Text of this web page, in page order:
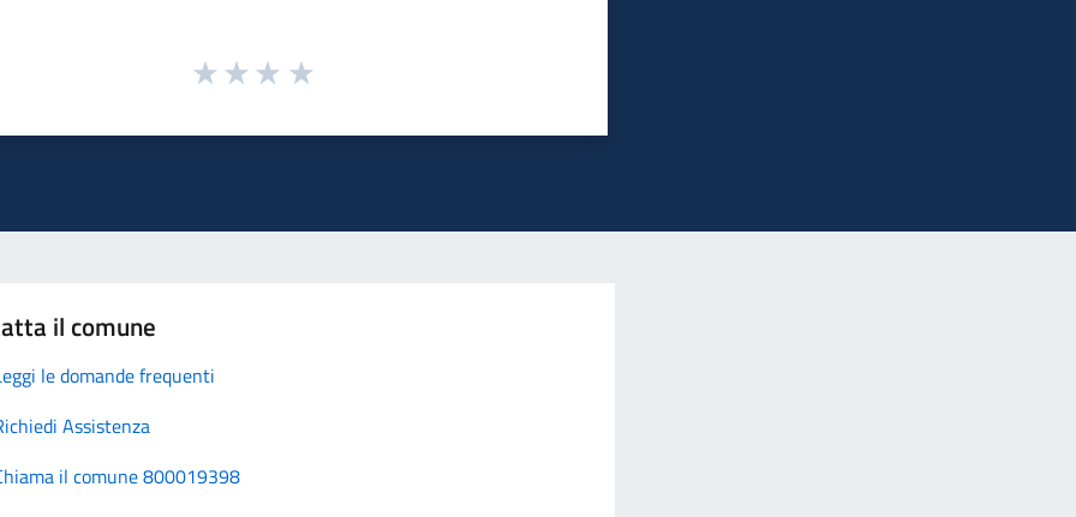
il comune
le domande frequenti
Assistenza
il comune 800019398